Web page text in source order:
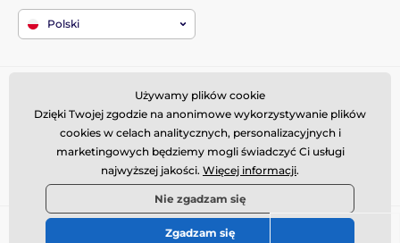
Polski
Informacje o zakupach
Regulamin zakupów
Zwroty i reklamacje
Kim jesteśmy
O nas
Dane kontaktowe
Współpraca z Galamodino
© 2026 www.galamodino.pl ⦁ Utworzono e-sklep
Używamy plików cookie
Dzięki Twojej zgodzie na anonimowe wykorzystywanie plików
cookies w celach analitycznych, personalizacyjnych i
marketingowych będziemy mogli świadczyć Ci usługi
najwyższej jakości. Więcej informacji.
Nie zgadzam się
Zgadzam się